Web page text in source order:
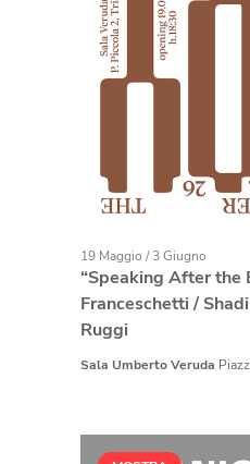
“Speaking After the
Franceschetti /
Ruggi
19 Maggio /3 Giugno
Sala Umberto Veruda